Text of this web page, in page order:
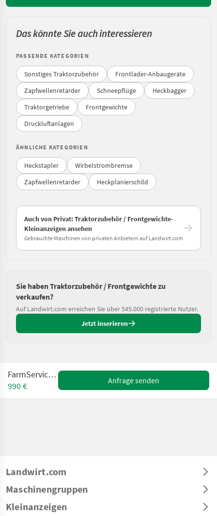
Das könnte Sie auch interessieren
PASSENDE KATEGORIEN
Sonstiges Traktorzubehör
Frontlader-Anbaugeräte
Zapfwellenretarder
Schneepflüge
Heckbagger
Traktorgetriebe
Frontgewichte
Druckluftanlagen
ÄHNLICHE KATEGORIEN
Heckstapler
Wirbelstrombremse
Zapfwellenretarder
Heckplanierschild
Auch von Privat: Traktorzubehör / Frontgewichte-
Kleinanzeigen ansehen
Gebrauchte Maschinen von privaten Anbietern auf Landwirt.com
Sie haben Traktorzubehör / Frontgewichte zu
verkaufen?
Auf Landwirt.com erreichen Sie über 545.000 registrierte Nutzer.
Jetzt inserieren
FarmService 800kg
990 €
Anfrage senden
Landwirt.com
Maschinengruppen
Kleinanzeigen